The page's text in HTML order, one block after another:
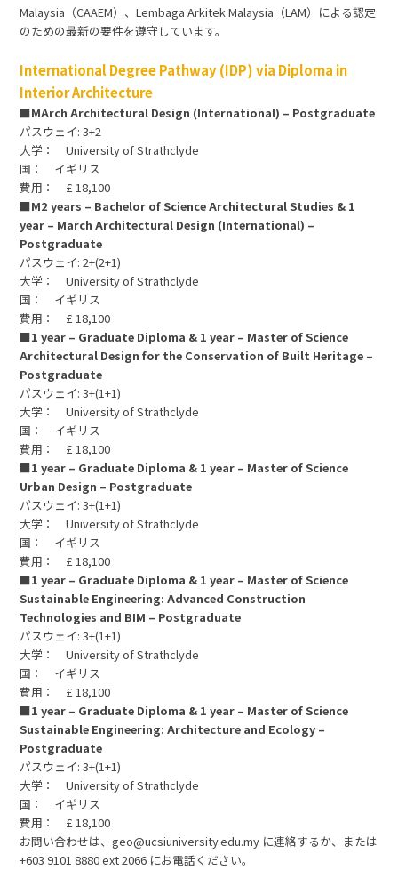
Malaysia（CAAEM）、Lembaga Arkitek Malaysia（LAM）による認定
のための最新の要件を遵守しています。
International Degree Pathway (IDP) via Diploma in
Interior Architecture
■MArch Architectural Design (International) – Postgraduate
パスウェイ: 3+2
大学： University of Strathclyde
国： イギリス
費用： £ 18,100
■M2 years – Bachelor of Science Architectural Studies & 1
year – March Architectural Design (International) –
Postgraduate
パスウェイ: 2+(2+1)
大学： University of Strathclyde
国： イギリス
費用： £ 18,100
■1 year – Graduate Diploma & 1 year – Master of Science
Architectural Design for the Conservation of Built Heritage –
Postgraduate
パスウェイ: 3+(1+1)
大学： University of Strathclyde
国： イギリス
費用： £ 18,100
■1 year – Graduate Diploma & 1 year – Master of Science
Urban Design – Postgraduate
パスウェイ: 3+(1+1)
大学： University of Strathclyde
国： イギリス
費用： £ 18,100
■1 year – Graduate Diploma & 1 year – Master of Science
Sustainable Engineering: Advanced Construction
Technologies and BIM – Postgraduate
パスウェイ: 3+(1+1)
大学： University of Strathclyde
国： イギリス
費用： £ 18,100
■1 year – Graduate Diploma & 1 year – Master of Science
Sustainable Engineering: Architecture and Ecology –
Postgraduate
パスウェイ: 3+(1+1)
大学： University of Strathclyde
国： イギリス
費用： £ 18,100
お問い合わせは、geo@ucsiuniversity.edu.my に連絡するか、または
+603 9101 8880 ext 2066 にお電話ください。